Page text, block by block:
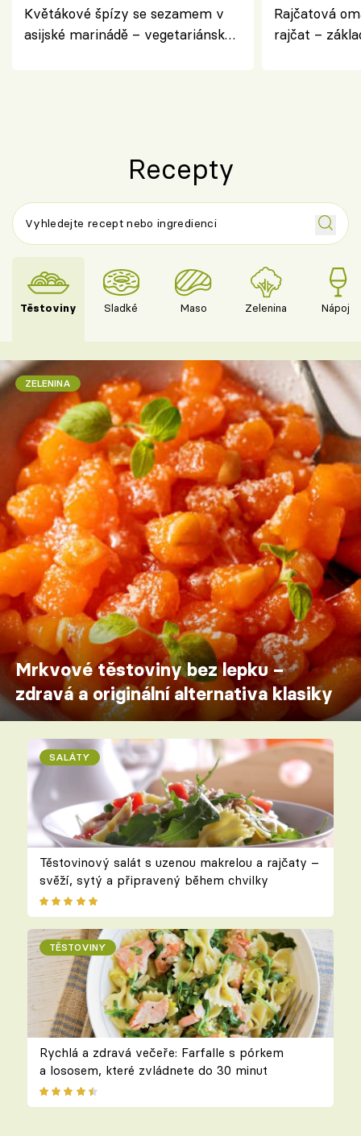
Květákové špízy se sezamem v
asijské marinádě – vegetariánská
Rajčatová
rajčat –
Recepty
Těstoviny Sladké Maso Zelenina Nápoje
ZELENINA
Mrkvové těstoviny bez lepku –
zdravá a originální alternativa klasiky
SALÁTY
Těstovinový salát s uzenou makrelou a rajčaty –
svěží, sytý a připravený během chvilky
TĚSTOVINY
Rychlá a zdravá večeře: Farfalle s pórkem
a lososem, které zvládnete do 30 minut